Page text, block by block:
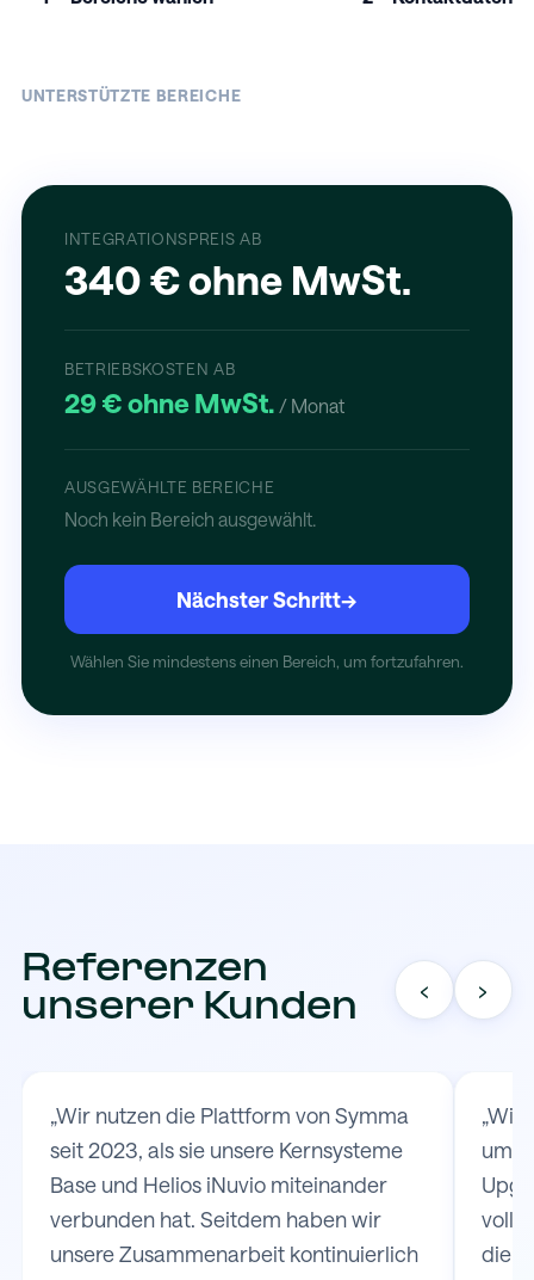
UNTERSTÜTZTE BEREICHE
INTEGRATIONSPREIS AB
340 € ohne MwSt.
BETRIEBSKOSTEN AB
29 € ohne MwSt. / Monat
AUSGEWÄHLTE BEREICHE
Noch kein Bereich ausgewählt.
Nächster Schritt→
Wählen Sie mindestens einen Bereich, um fortzufahren.
Referenzen
unserer Kunden
‹ ›
„Wir nutzen die Plattform von Symma
seit 2023, als sie unsere Kernsysteme
Base und Helios iNuvio miteinander
verbunden hat. Seitdem haben wir
unsere Zusammenarbeit kontinuierlich
„Wir
um
die